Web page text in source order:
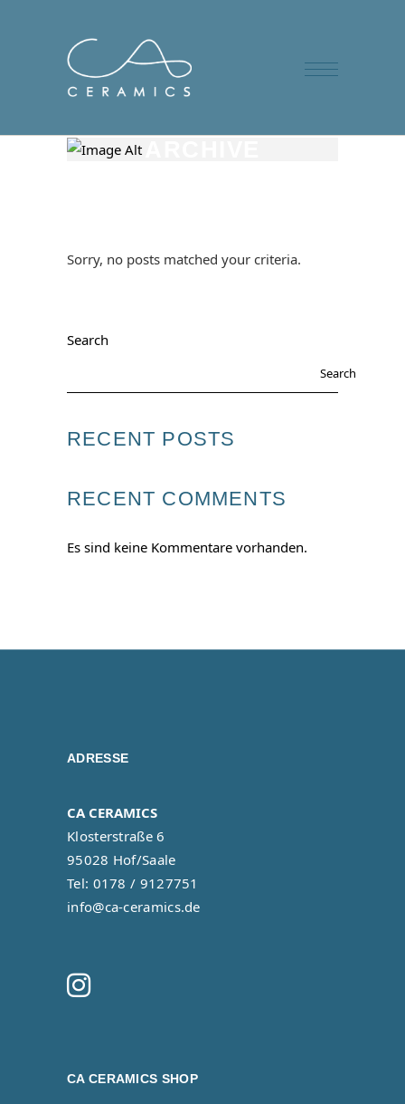
Sorry, no posts matched your criteria.
Search
Search
RECENT POSTS
RECENT COMMENTS
Es sind keine Kommentare vorhanden.
ADRESSE
CA CERAMICS
Klosterstraße 6
95028 Hof/Saale
Tel: 0178 / 9127751
info@ca-ceramics.de
CA CERAMICS SHOP